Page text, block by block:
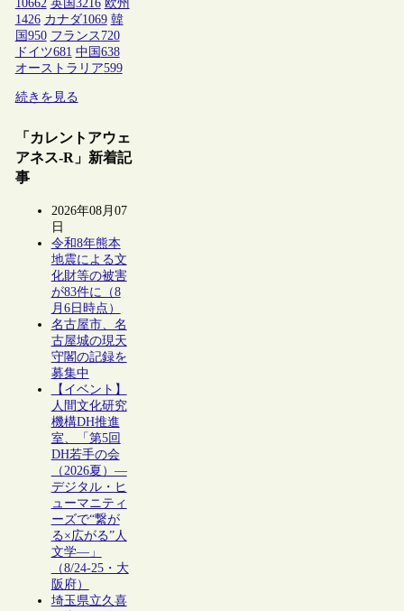
10662 英国 3216 欧州
1426 カナダ1069 韓
国 950 フランス 720
ドイツ681 中国 638
オーストラリア599
続きを見る
「カレントアウェ
アネス-R」新着記
事
2026年08月07
日
令和8年熊本
地震による文
化財等の被害
が83件に（8
月6日時点）
名古屋市、名
古屋城の現天
守閣の記録を
募集中
【イベント】
人間文化研究
機構DH推進
室、「第5回
DH若手の会
（2026夏）―
デジタル・ヒ
ューマニティ
ーズで“繋が
る×広がる”人
文学―」
（8/24-25・大
阪府）
埼玉県立久喜